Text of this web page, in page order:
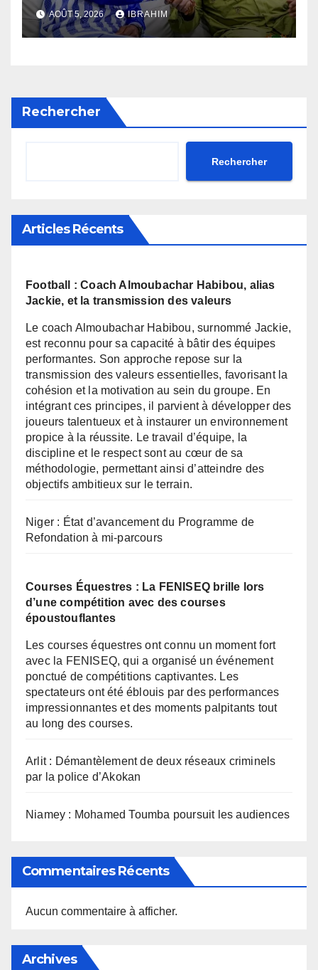
AOÛT 5, 2026 IBRAHIM
Rechercher
Rechercher
Articles Récents
Football : Coach Almoubachar Habibou, alias
Jackie, et la transmission des valeurs
Le coach Almoubachar Habibou, surnommé Jackie,
est reconnu pour sa capacité à bâtir des équipes
performantes. Son approche repose sur la
transmission des valeurs essentielles, favorisant la
cohésion et la motivation au sein du groupe. En
intégrant ces principes, il parvient à développer des
joueurs talentueux et à instaurer un environnement
propice à la réussite. Le travail d’équipe, la
discipline et le respect sont au cœur de sa
méthodologie, permettant ainsi d’atteindre des
objectifs ambitieux sur le terrain.
Niger : État d’avancement du Programme de
Refondation à mi-parcours
Courses Équestres : La FENISEQ brille lors
d’une compétition avec des courses
époustouflantes
Les courses équestres ont connu un moment fort
avec la FENISEQ, qui a organisé un événement
ponctué de compétitions captivantes. Les
spectateurs ont été éblouis par des performances
impressionnantes et des moments palpitants tout
au long des courses.
Arlit : Démantèlement de deux réseaux criminels
par la police d’Akokan
Niamey : Mohamed Toumba poursuit les audiences
Commentaires Récents
Aucun commentaire à afficher.
Archives